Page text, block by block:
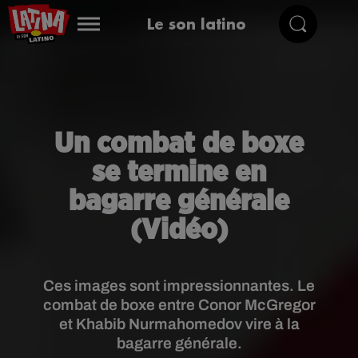
Le son latino
Un combat de boxe
se termine en
bagarre générale
(Vidéo)
Ces images sont impressionnantes. Le
combat de boxe entre Conor McGregor
et Khabib Nurmahomedov vire à la
bagarre générale.